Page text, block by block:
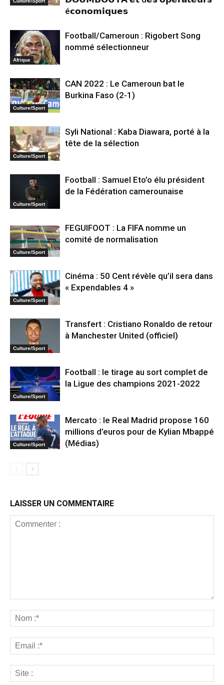
é𝗰𝗼𝗻𝗼𝗺𝗶𝗾𝘂𝗲𝘀
Afrique
Football/Cameroun : Rigobert Song
nommé sélectionneur
Culture/Sport
CAN 2022 : Le Cameroun bat le
Burkina Faso (2-1)
Culture/Sport
Syli National : Kaba Diawara, porté à la
tête de la sélection
Culture/Sport
Football : Samuel Eto’o élu président
de la Fédération camerounaise
Culture/Sport
FEGUIFOOT : La FIFA nomme un
comité de normalisation
Culture/Sport
Cinéma : 50 Cent révèle qu’il sera dans
« Expendables 4 »
Culture/Sport
Transfert : Cristiano Ronaldo de retour
à Manchester United (officiel)
Culture/Sport
Football : le tirage au sort complet de
la Ligue des champions 2021-2022
Culture/Sport
Mercato : le Real Madrid propose 160
millions d’euros pour de Kylian Mbappé
(Médias)
LAISSER UN COMMENTAIRE